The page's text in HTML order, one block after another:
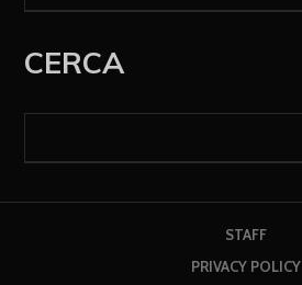
CERCA
STAFF
PRIVACY POLICY